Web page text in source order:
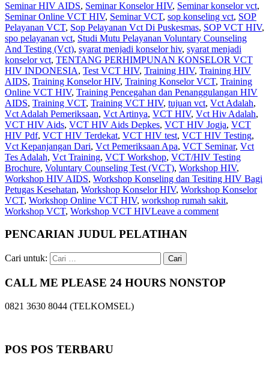
Seminar HIV AIDS, Seminar Konselor HIV, Seminar konselor vct,
Seminar Online VCT HIV, Seminar VCT, sop konseling vct, SOP
Pelayanan VCT, Sop Pelayanan Vct Di Puskesmas, SOP VCT HIV,
spo pelayanan vct, Studi Mutu Pelayanan Voluntary Counseling
And Testing (Vct), syarat menjadi konselor hiv, syarat menjadi
konselor vct, TENTANG PERHIMPUNAN KONSELOR VCT
HIV INDONESIA, Test VCT HIV, Training HIV, Training HIV
AIDS, Training Konselor HIV, Training Konselor VCT, Training
Online VCT HIV, Training Pencegahan dan Penanggulangan HIV
AIDS, Training VCT, Training VCT HIV, tujuan vct, Vct Adalah,
Vct Adalah Pemeriksaan, Vct Artinya, VCT HIV, Vct Hiv Adalah,
VCT HIV Aids, VCT HIV Aids Depkes, VCT HIV Jogja, VCT
HIV Pdf, VCT HIV Terdekat, VCT HIV test, VCT HIV Testing,
Vct Kepanjangan Dari, Vct Pemeriksaan Apa, VCT Seminar, Vct
Tes Adalah, Vct Training, VCT Workshop, VCT/HIV Testing
Brochure, Voluntary Counseling Test (VCT), Workshop HIV,
Workshop HIV AIDS, Workshop Konseling dan Tesiting HIV Bagi
Petugas Kesehatan, Workshop Konselor HIV, Workshop Konselor
VCT, Workshop Online VCT HIV, workshop rumah sakit,
Workshop VCT, Workshop VCT HIVLeave a comment
PENCARIAN JUDUL PELATIHAN
Cari untuk:
CALL ME PLEASE 24 HOURS NONSTOP
0821 3630 8044 (TELKOMSEL)
POS POS TERBARU